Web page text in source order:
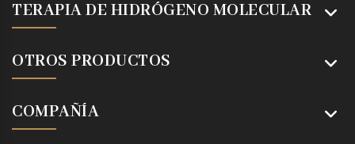
TERAPIA DE HIDRÓGENO MOLECULAR
OTROS PRODUCTOS
COMPAÑÍA